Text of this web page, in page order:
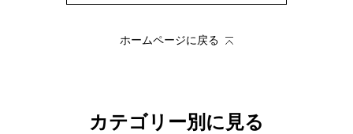
ホームページに戻る
カテゴリー別に見る